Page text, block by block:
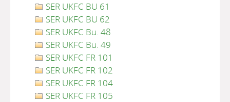
SER UKFC BU 61
SER UKFC BU 62
SER UKFC Bu. 48
SER UKFC Bu. 49
SER UKFC FR 101
SER UKFC FR 102
SER UKFC FR 104
SER UKFC FR 105